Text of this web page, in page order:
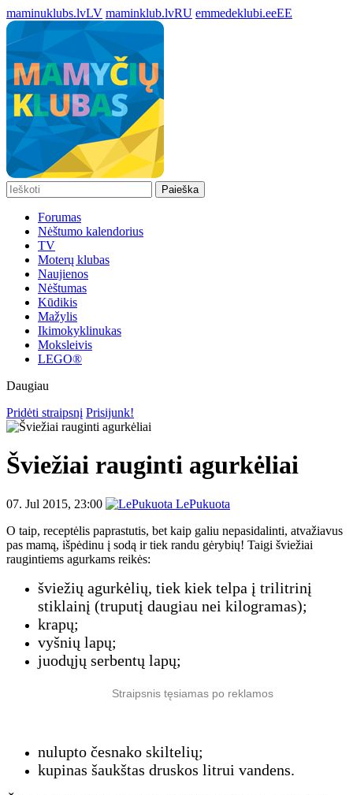
maminuklubs.lvLV maminklub.lvRU emmedeklubi.eeEE
Paieška
Forumas
Nėštumo kalendorius
TV
Moterų klubas
Naujienos
Nėštumas
Kūdikis
Mažylis
Ikimokyklinukas
Moksleivis
LEGO®
Daugiau
Pridėti straipsnį Prisijunk!
Šviežiai rauginti agurkėliai
07. Jul 2015, 23:00
LePukuota
O taip, receptėlis paprastutis, bet kaip galiu nepasidalinti, atvažiavus
pas mamą, išpėdinu į sodą ir tiek randu gėrybių! Taigi šviežiai
raugintiems agurkams reikės:
šviežių agurkėlių, tiek kiek telpa į trilitrinį
stiklainį (truputį daugiau nei kilogramas);
krapų;
vyšnių lapų;
juodųjų serbentų lapų;
Straipsnis tęsiamas po reklamos
nulupto česnako skiltelių;
kupinas šaukštas druskos litrui vandens.